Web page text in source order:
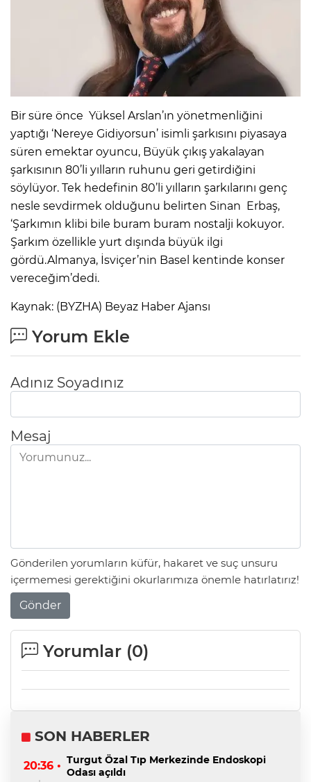
Bir süre önce Yüksel Arslan’ın yönetmenliğini
yaptığı ‘Nereye Gidiyorsun’ isimli şarkısını piyasaya
süren emektar oyuncu, Büyük çıkış yakalayan
şarkısının 80’li yılların ruhunu geri getirdiğini
söylüyor. Tek hedefinin 80’li yılların şarkılarını genç
nesle sevdirmek olduğunu belirten Sinan Erbaş,
‘Şarkımın klibi bile buram buram nostalji kokuyor.
Şarkım özellikle yurt dışında büyük ilgi
gördü.Almanya, İsviçer’nin Basel kentinde konser
vereceğim’dedi.
Kaynak: (BYZHA) Beyaz Haber Ajansı
Yorum Ekle
Adınız Soyadınız
Mesaj
Gönderilen yorumların küfür, hakaret ve suç unsuru
içermemesi gerektiğini okurlarımıza önemle hatırlatırız!
Gönder
Yorumlar (0)
SON HABERLER
20:36 • Turgut Özal Tıp Merkezinde Endoskopi
Odası açıldı